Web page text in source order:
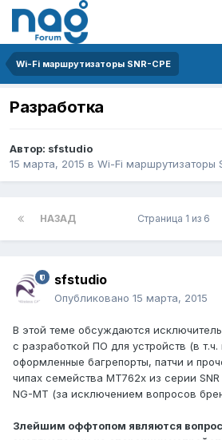
Wi-Fi маршрутизаторы SNR-CPE
Разработка
Автор: sfstudio
15 марта, 2015 в Wi-Fi маршрутизаторы
НАЗАД Страница 1 из 6
sfstudio
Опубликовано 15 марта, 2015
В этой теме обсуждаются
с разработкой ПО для устройств (в
оформленные багрепорты, патчи и
чипах семейства MT762x из серии
NG-MT (за исключением вопросов
Злейшим оффтопом являются